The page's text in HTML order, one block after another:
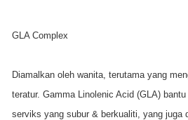
GLA Complex
Diamalkan oleh wanita, terutama yang
teratur. Gamma Linolenic Acid (GLA)
serviks yang subur & berkualiti, yang juga